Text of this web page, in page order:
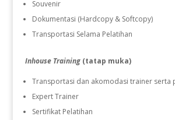
Souvenir
Dokumentasi (Hardcopy & Softcopy)
Transportasi Selama Pelatihan
Inhouse Training (tatap muka)
Transportasi dan akomodasi trainer serta
Expert Trainer
Sertifikat Pelatihan